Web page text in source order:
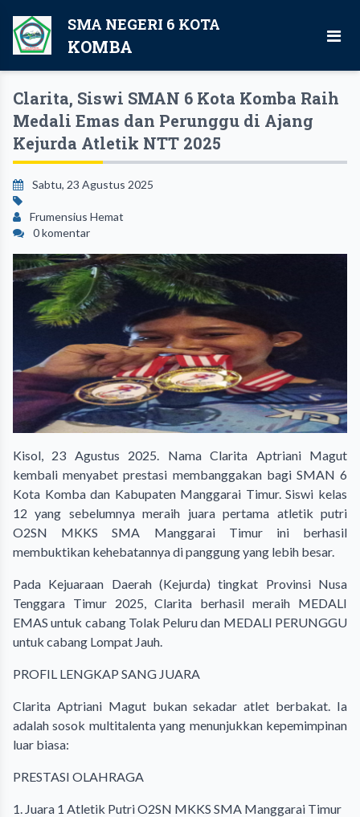
SMA NEGERI 6 KOTA
KOMBA
Clarita, Siswi SMAN 6 Kota Komba Raih
Medali Emas dan Perunggu di Ajang
Kejurda Atletik NTT 2025
Sabtu, 23 Agustus 2025
Frumensius Hemat
0 komentar
Kisol, 23 Agustus 2025. Nama Clarita Aptriani Magut
kembali menyabet prestasi membanggakan bagi SMAN 6
Kota Komba dan Kabupaten Manggarai Timur. Siswi kelas
12 yang sebelumnya meraih juara pertama atletik putri
O2SN MKKS SMA Manggarai Timur ini berhasil
membuktikan kehebatannya di panggung yang lebih besar.
Pada Kejuaraan Daerah (Kejurda) tingkat Provinsi Nusa
Tenggara Timur 2025, Clarita berhasil meraih MEDALI
EMAS untuk cabang Tolak Peluru dan MEDALI PERUNGGU
untuk cabang Lompat Jauh.
PROFIL LENGKAP SANG JUARA
Clarita Aptriani Magut bukan sekadar atlet berbakat. Ia
adalah sosok multitalenta yang menunjukkan kepemimpinan
luar biasa:
PRESTASI OLAHRAGA
1. Juara 1 Atletik Putri O2SN MKKS SMA Manggarai Timur